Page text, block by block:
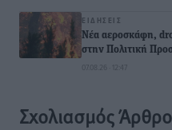
ΕΙΔΉΣΕΙΣ
Νέα αεροσκάφη,
στην Πολιτική
07.08.26 · 12:47
Σχολιασμός